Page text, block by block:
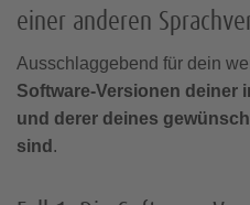
einer anderen
Ausschlaggebend für dein
Software-Versionen deiner
und derer deines
sind .